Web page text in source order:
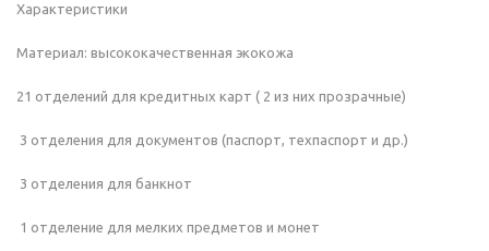
Характеристики
Материал: высококачественная экокожа
21 отделений для кредитных карт ( 2 из них прозрачные)
3 отделения для документов (паспорт, техпаспорт и др.)
3 отделения для банкнот
1 отделение для мелких предметов и монет